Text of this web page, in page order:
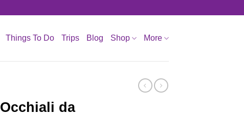
Things To Do Trips Blog Shop More
da